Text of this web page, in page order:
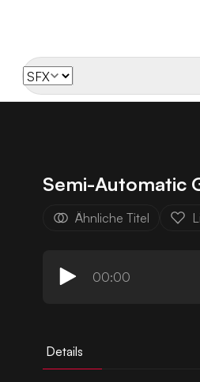
Semi-Automatic
Ähnliche Titel
00:00
Details